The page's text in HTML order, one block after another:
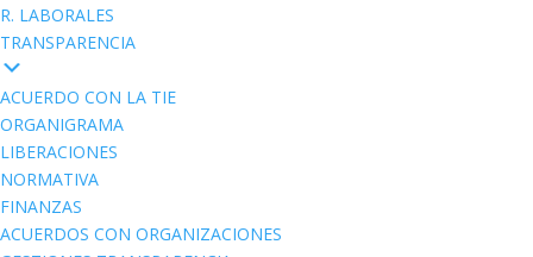
R. LABORALES
TRANSPARENCIA
ACUERDO CON LA TIE
ORGANIGRAMA
LIBERACIONES
NORMATIVA
FINANZAS
ACUERDOS CON ORGANIZACIONES